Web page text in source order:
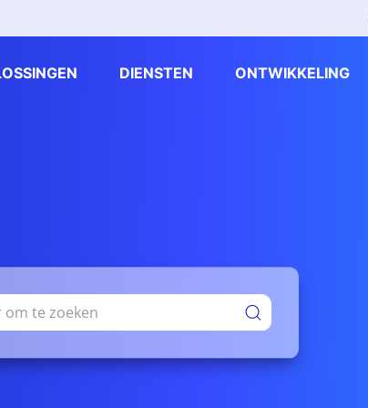
DIENSTEN ONTWIKKELING